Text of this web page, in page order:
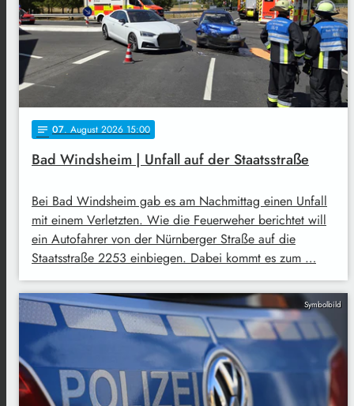
notes 07. August 2026 15:00
Bad Windsheim | Unfall auf der Staatsstraße
Bei Bad Windsheim gab es am Nachmittag einen Unfall
mit einem Verletzten. Wie die Feuerweher berichtet will
ein Autofahrer von der Nürnberger Straße auf die
Staatsstraße 2253 einbiegen. Dabei kommt es zum …
Symbolbild